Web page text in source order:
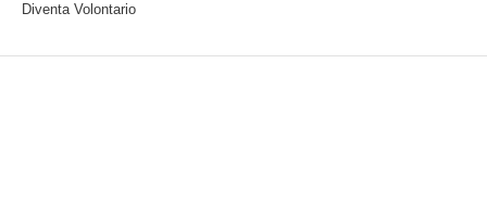
Diventa Volontario